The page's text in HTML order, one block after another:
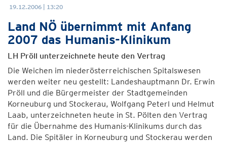
19.12.2006 | 13:20
Land NÖ übernimmt mit Anfang
2007 das Humanis-Klinikum
LH Pröll unterzeichnete heute den Vertrag
Die Weichen im niederösterreichischen Spitalswesen
werden weiter neu gestellt: Landeshauptmann Dr. Erwin
Pröll und die Bürgermeister der Stadtgemeinden
Korneuburg und Stockerau, Wolfgang Peterl und Helmut
Laab, unterzeichneten heute in St. Pölten den Vertrag
für die Übernahme des Humanis-Klinikums durch das
Land. Die Spitäler in Korneuburg und Stockerau werden